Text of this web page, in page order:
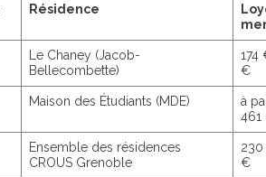
Résidence
Le Chaney (Jacob-
Bellecombette)
174
€
Maison des Étudiants (MDE)
à
461
Ensemble des résidences
CROUS Grenoble
230
€